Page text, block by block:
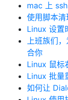
mac 上
使用脚本
Linux 设置
上班族们
合你
Linux 鼠标
Linux 批量
如何让